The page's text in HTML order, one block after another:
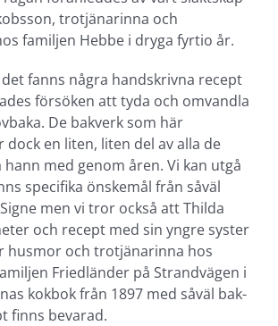
trotjänarinna och
familjen Hebbe i dryga fyrtio år.
det fanns några handskrivna recept
försöken att tyda och omvandla
De bakverk som här
dock en liten, liten del av alla de
hann med genom åren. Vi kan utgå
specifika önskemål från såväl
men vi tror också att Thilda
och recept med sin yngre syster
husmor och trotjänarinna hos
Friedländer på Strandvägen i
kokbok från 1897 med såväl bak-
finns bevarad.